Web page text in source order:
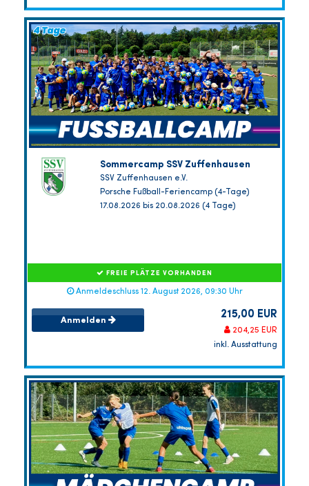
Sommercamp SSV Zuffenhausen
SSV Zuffenhausen e.V.
Porsche Fußball-Feriencamp (4-Tage)
17.08.2026 bis 20.08.2026 (4 Tage)
FREIE PLÄTZE VORHANDEN
Anmeldeschluss 12. August 2026, 09:30 Uhr
Anmelden 215,00 EUR
204,25 EUR
inkl. Ausstattung